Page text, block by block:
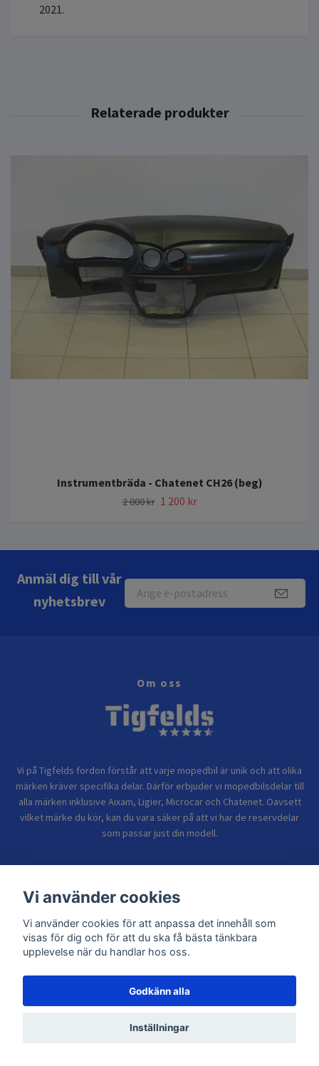
2021.
Instrumentbräda - Chatenet CH26 (beg)
2 000 kr 1 200 kr
Anmäl dig till vår
nyhetsbrev
Om oss
Vi på Tigfelds fordon förstår att varje mopedbil är unik och att olika
märken kräver specifika delar. Därför erbjuder vi mopedbilsdelar till
alla märken inklusive Aixam, Ligier, Microcar och Chatenet. Oavsett
vilket märke du kör, kan du vara säker på att vi har de reservdelar
som passar just din modell.
Sidor
© 2026 TIGFELDS FORDON
Vi använder cookies
Vi använder cookies för att anpassa det innehåll som
visas för dig och för att du ska få bästa tänkbara
upplevelse när du handlar hos oss.
Godkänn alla
Inställningar